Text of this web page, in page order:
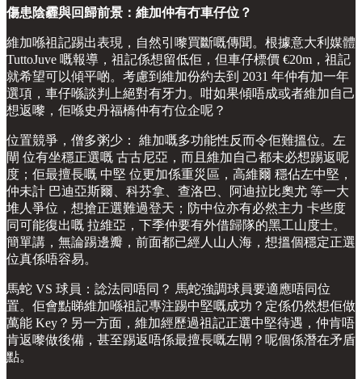
傷患陰霾與回歸前景：維加仲有冇車仔位？
維加喺祖記踢出表現，自然引嚟買斷嘅傳聞。根據意大利媒體
TuttoJuve 嘅報導，祖記係想留低佢，但車仔標價 €20m，祖記
就希望可以傾平啲。考慮到維加份約去到 2031 年仲有加一年
選項，車仔喺談判上絕對有牙力。咁如果傾唔成或者維加自己
想返嚟，佢喺史丹福橋仲有冇位企呢？
位置競爭，僧多粥少： 維加嘅多功能性反而令佢難搵位。左
閘 位有坐穩正選嘅 古古尼亞，而且維加自己都未必想踢返呢
度；佢最擅長嘅 中堅 位更加係重災區，高維爾 穩佔左中堅，
仲未計 巴迪亞斯爾、科芬拿、查洛巴、阿迪拉比奧尤 等一大
堆人爭位，想搶正選難過登天；防中位亦有必然主力 卡些度
同可能復出嘅 拉維亞，下季仲要有外借歸隊的黑工山度士。
簡單講，無論踢邊瓣，前面都已經人山人海，想搵個穩定正選
位真係唔容易。
馬蛇 VS 球員：諗法同唔同？ 馬蛇強調球員要適應唔同位
置。佢會點睇維加喺祖記專注踢中堅嘅成功？定係仍然想佢做
萬能 Key？另一方面，維加經歷過祖記正選中堅待遇，仲肯唔
肯返嚟做後備，甚至踢返唔係最擅長嘅左閘？呢個係潛在矛盾
點。